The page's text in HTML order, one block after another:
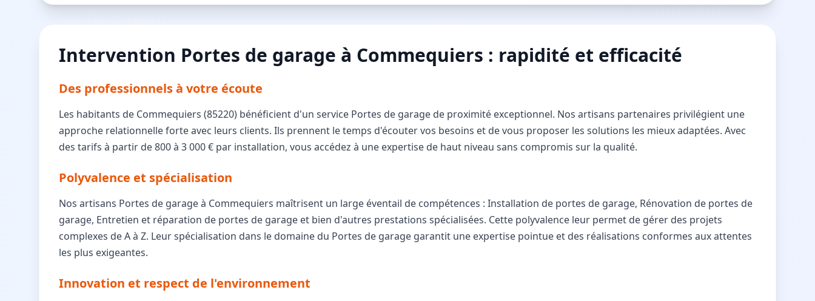
Intervention Portes de garage à Commequiers : rapidité et efficacité
Des professionnels à votre écoute
Les habitants de Commequiers (85220) bénéficient d'un service Portes de garage de proximité exceptionnel. Nos artisans partenaires privilégient une
approche relationnelle forte avec leurs clients. Ils prennent le temps d'écouter vos besoins et de vous proposer les solutions les mieux adaptées. Avec
des tarifs à partir de 800 à 3 000 € par installation, vous accédez à une expertise de haut niveau sans compromis sur la qualité.
Polyvalence et spécialisation
Nos artisans Portes de garage à Commequiers maîtrisent un large éventail de compétences : Installation de portes de garage, Rénovation de portes de
garage, Entretien et réparation de portes de garage et bien d'autres prestations spécialisées. Cette polyvalence leur permet de gérer des projets
complexes de A à Z. Leur spécialisation dans le domaine du Portes de garage garantit une expertise pointue et des réalisations conformes aux attentes
les plus exigeantes.
Innovation et respect de l'environnement